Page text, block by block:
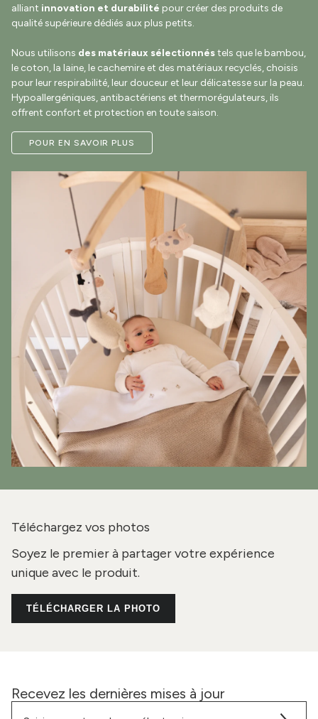
alliant innovation et durabilité pour créer des produits de
qualité supérieure dédiés aux plus petits.
Nous utilisons des matériaux sélectionnéstels que le bambou,
le coton, la laine, le cachemire et des matériaux recyclés, choisis
pour leur respirabilité, leur douceur et leur délicatesse sur la peau.
Hypoallergéniques, antibactériens et thermorégulateurs, ils
offrent confort et protection en toute saison.
POUR EN SAVOIR PLUS
Téléchargez vos photos
Soyez le premier à partager votre expérience
unique avec le produit.
TÉLÉCHARGER LA PHOTO
Recevez les dernières mises à jour